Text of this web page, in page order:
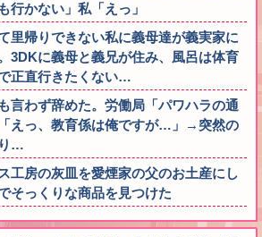
行かない」私「えっ」
里帰りできない私に義母達が義実家に
3DKに義母と義兄が住み、風呂は体育
正直行きたくない…
言わず辞めた。労働局「パワハラの通
えっ、教育係は俺ですが…」→突然の
…
工房の灰皿を愛煙家の父のお土産にし
そっくりな商品を見つけた